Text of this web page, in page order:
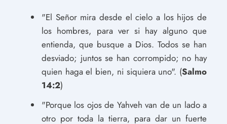
"El Señor mira desde el cielo a los hijos de
los hombres, para ver si hay alguno que
entienda, que busque a Dios. Todos se han
desviado; juntos se han corrompido; no hay
quien haga el bien, ni siquiera uno". (Salmo
14:2)
"Porque los ojos de Yahveh van de un lado a
otro por toda la tierra, para dar un fuerte